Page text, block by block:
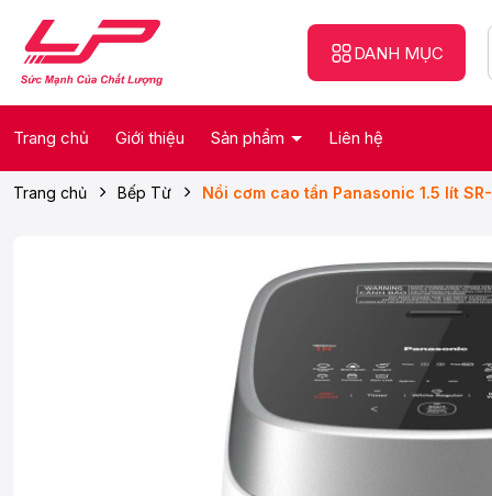
DANH MỤC
Trang chủ Giới thiệu Sản phẩm Liên hệ
Trang chủ Bếp Từ Nồi cơm cao tần Panasonic 1.5 lít SR-